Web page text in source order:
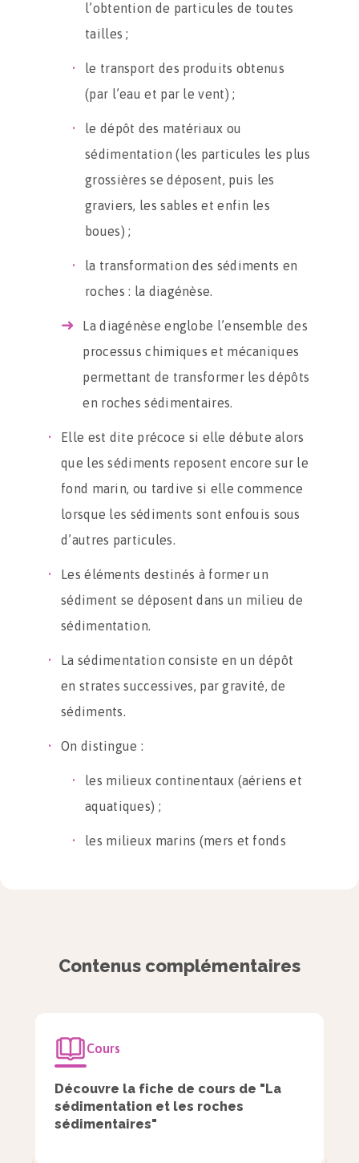
l’obtention de particules de toutes
tailles ;
le transport des produits obtenus
(par l’eau et par le vent) ;
le dépôt des matériaux ou
sédimentation (les particules les plus
grossières se déposent, puis les
graviers, les sables et enfin les
boues) ;
la transformation des sédiments en
roches : la diagénèse.
La diagénèse englobe l’ensemble des
processus chimiques et mécaniques
permettant de transformer les dépôts
en roches sédimentaires.
Elle est dite précoce si elle débute alors
que les sédiments reposent encore sur le
fond marin, ou tardive si elle commence
lorsque les sédiments sont enfouis sous
d’autres particules.
Les éléments destinés à former un
sédiment se déposent dans un milieu de
sédimentation.
La sédimentation consiste en un dépôt
en strates successives, par gravité, de
sédiments.
On distingue :
les milieux continentaux (aériens et
aquatiques) ;
les milieux marins (mers et fonds
Dans les cas des milieux marins, les
On distingue en milieu marin :
la sédimentation littorale ;
la sédimentation océanique ;
Contenus complémentaires
Cours
Découvre la fiche de cours de "La
sédimentation et les roches
sédimentaires"